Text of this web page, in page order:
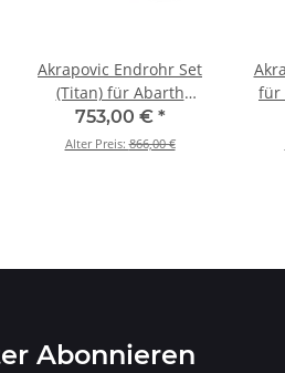
Akrapovic Endrohr Set
(Titan) für Abarth
500/500C BJ 2008 > 2017
(TP-T/S/2)
753,00 € *
Alter Preis:866,00 €
für
Abonnieren